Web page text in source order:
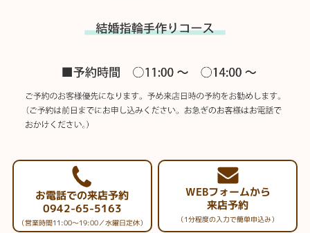
結婚記念日に今まで着けていた結婚指輪を使って新しい結婚指輪を手作りで
リングは想いでもたくさん詰まった最高の結婚指輪になりました。元のマリ
アも新しい指輪にセッティグしておふたりだけの記念の結婚指輪が完成しま
した。[鳥栖市]
お電話での来店予約
0942-65-5163
（営業時間11:00～19:00／水曜日定休）
WEBフォームから
来店予約
（1分程度の入力で簡単申込み）